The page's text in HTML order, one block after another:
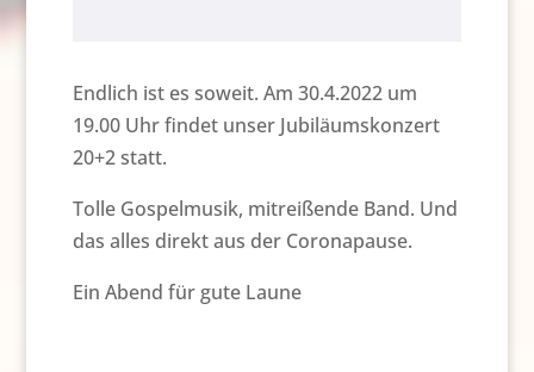
Endlich ist es soweit. Am 30.4.2022 um
19.00 Uhr findet unser Jubiläumskonzert
20+2 statt.
Tolle Gospelmusik, mitreißende Band. Und
das alles direkt aus der Coronapause.
Ein Abend für gute Laune